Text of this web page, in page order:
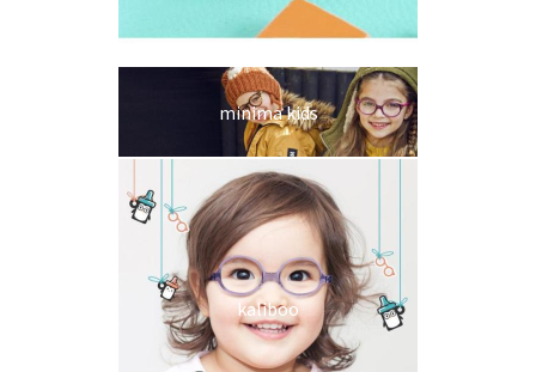
minima kids
kaliboo